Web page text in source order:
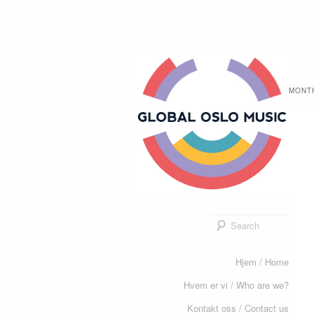
Global
Oslo
Music
Hjem / Home
Hvem er vi / Who are we?
Kontakt oss / Contact us